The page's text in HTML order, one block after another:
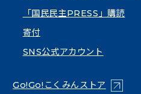
「国民民主PRESS」購読
寄付
SNS公式アカウント
Go!Go!こくみんストア （新し